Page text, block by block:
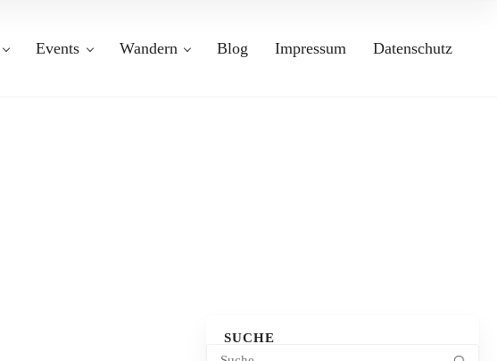
Events Wandern Blog Impressum Datenschutz
SUCHE